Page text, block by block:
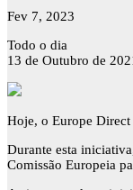
Fev 7, 2023
“Desafios
da
num
em
na
Escola
Todo o dia
13 de Outubro de
Hoje, o Europe Direct
Durante esta
Comissão Europeia